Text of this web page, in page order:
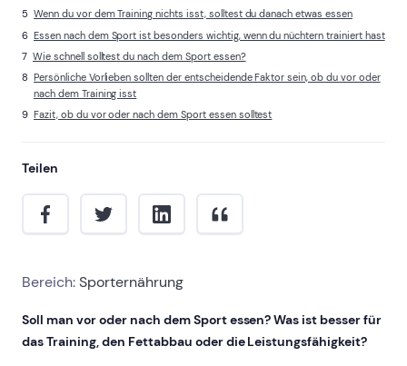
Wenn du vor dem Training nichts isst, solltest du danach etwas essen
Essen nach dem Sport ist besonders wichtig, wenn du nüchtern trainiert hast
Wie schnell solltest du nach dem Sport essen?
Persönliche Vorlieben sollten der entscheidende Faktor sein, ob du vor oder
nach dem Training isst
Fazit, ob du vor oder nach dem Sport essen solltest
Teilen
Bereich:Sporternährung
Soll man vor oder nach dem Sport essen? Was ist besser für
das Training, den Fettabbau oder die Leistungsfähigkeit?